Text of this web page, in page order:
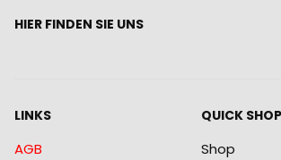
HIER FINDEN SIE UNS
LINKS
AGB
QUICK SHOP
Shop